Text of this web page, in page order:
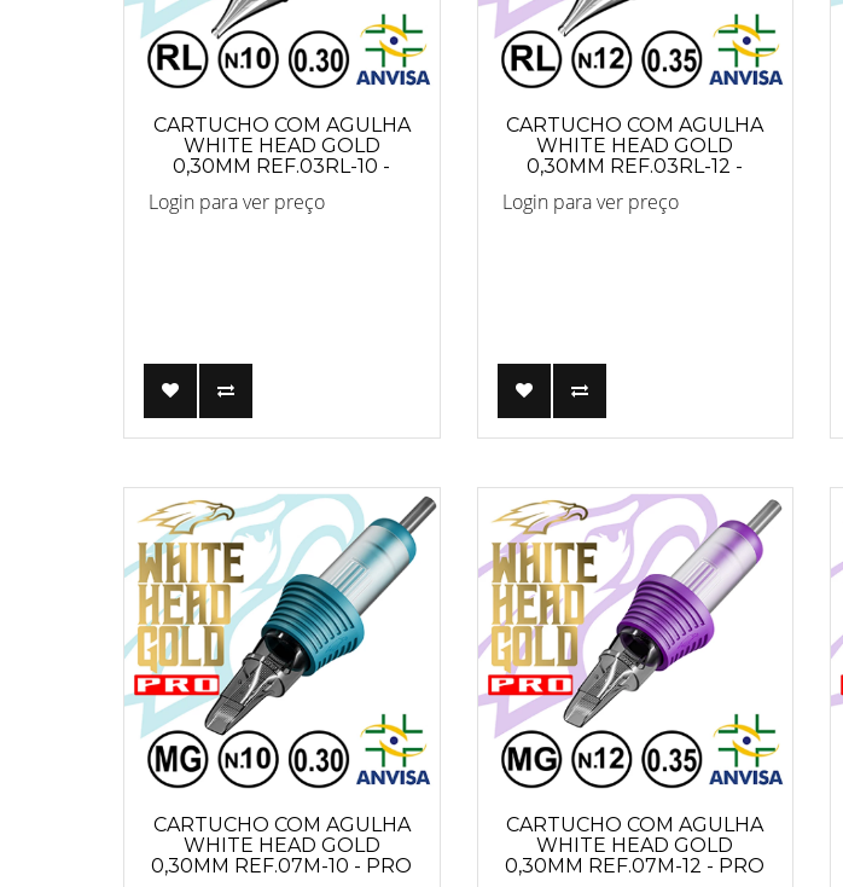
CARTUCHO COM AGULHA
WHITE HEAD GOLD
0,30MM REF.03RL-10 -
Login para ver preço
CARTUCHO COM AGULHA
WHITE HEAD GOLD
0,30MM REF.03RL-12 -
Login para ver preço
CARTUCHO COM AGULHA
WHITE HEAD GOLD
0,30MM REF.07M-10 - PRO
CARTUCHO COM AGULHA
WHITE HEAD GOLD
0,30MM REF.07M-12 - PRO